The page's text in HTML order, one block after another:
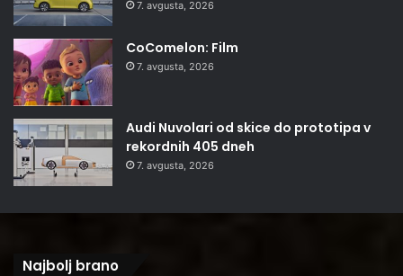
7. avgusta, 2026
CoComelon: Film
7. avgusta, 2026
Audi Nuvolari od skice do prototipa v
rekordnih 405 dneh
7. avgusta, 2026
Najbolj brano